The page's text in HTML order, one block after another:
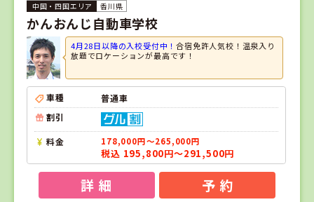
香川県
かんおんじ自動車学校
4月28日以降の入校受付中！合宿免許人気校！温泉入り
放題でロケーションが最高です！
車種
普通車
割引
料金 178,000円～265,000円
税込 195,800円～291,500円
詳 細 予 約